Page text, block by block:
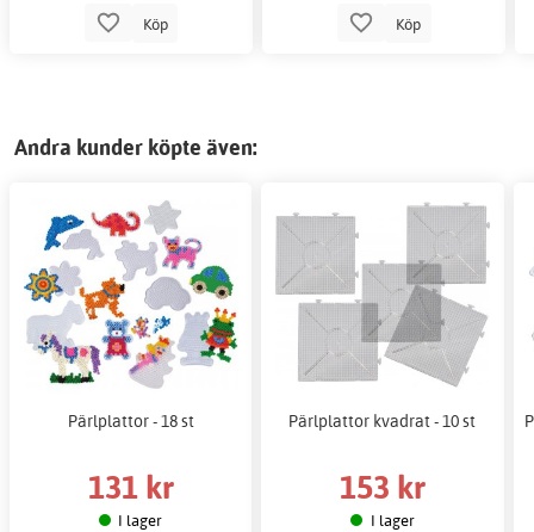
Köp Köp
Andra kunder köpte även:
Pärlplattor - 18 st
131 kr
I lager
Pärlplattor kvadrat - 10 st
153 kr
I lager